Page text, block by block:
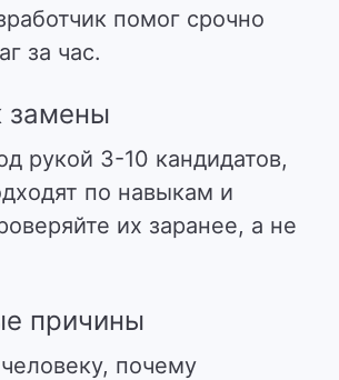
помог срочно
за час.
замены
рукой 3-10 кандидатов,
по навыкам и
их заранее, а не
причины
почему